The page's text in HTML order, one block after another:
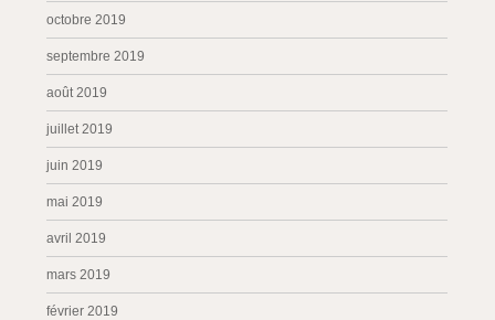
octobre 2019
septembre 2019
août 2019
juillet 2019
juin 2019
mai 2019
avril 2019
mars 2019
février 2019